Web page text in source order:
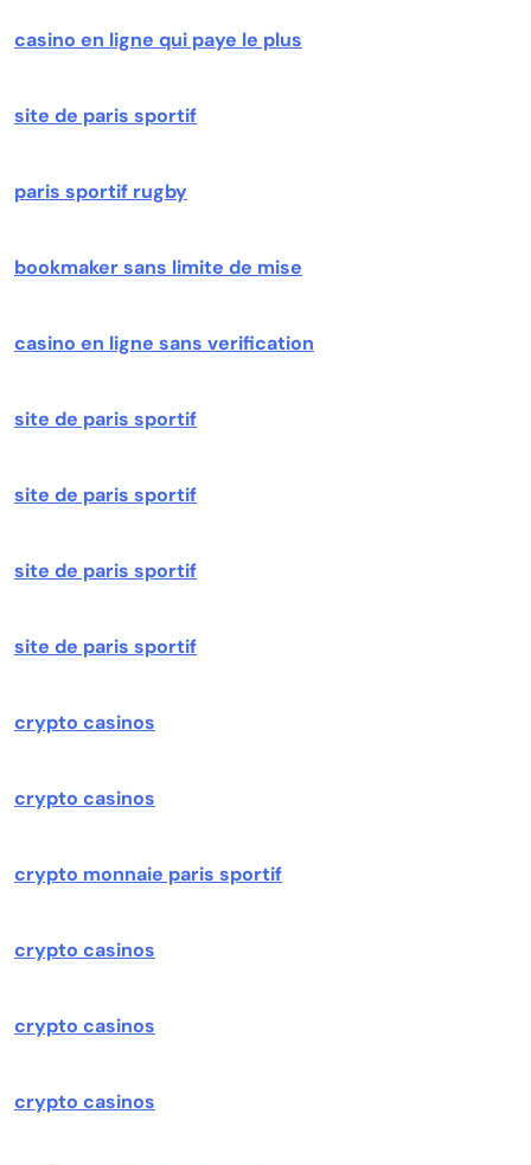
casino en ligne qui paye le plus
site de paris sportif
paris sportif rugby
bookmaker sans limite de mise
casino en ligne sans verification
site de paris sportif
site de paris sportif
site de paris sportif
site de paris sportif
crypto casinos
crypto casinos
crypto monnaie paris sportif
crypto casinos
crypto casinos
crypto casinos